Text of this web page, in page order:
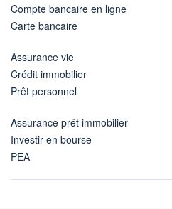
Compte bancaire en ligne
Carte bancaire
Assurance vie
Crédit immobilier
Prêt personnel
Assurance prêt immobilier
Investir en bourse
PEA